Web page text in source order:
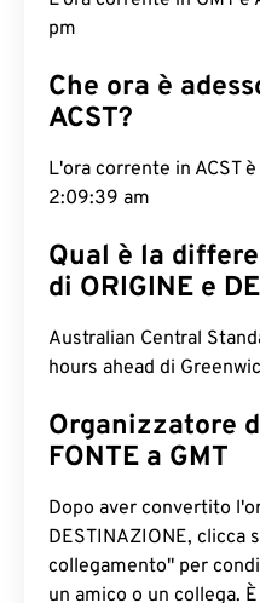
pm
Che ora è
ACST?
L'ora corrente in ACST
2:09:39 am
Qual è la
di ORIGINE e
Australian Central
hours ahead di
Organizzatore
FONTE a GMT
Dopo aver convertito
DESTINAZIONE, clicca
collegamento" per
un amico o un collega.